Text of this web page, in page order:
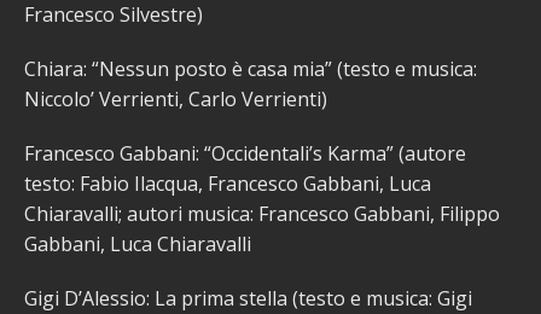
Francesco Silvestre)
Chiara: “Nessun posto è casa mia” (testo e musica:
Niccolo’ Verrienti, Carlo Verrienti)
Francesco Gabbani: “Occidentali’s Karma” (autore
testo: Fabio Ilacqua, Francesco Gabbani, Luca
Chiaravalli; autori musica: Francesco Gabbani, Filippo
Gabbani, Luca Chiaravalli
Gigi D’Alessio: La prima stella (testo e musica: Gigi